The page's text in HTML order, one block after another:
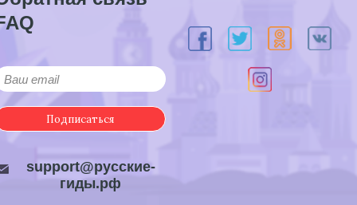
Подписаться
support@русские-
гиды.рф